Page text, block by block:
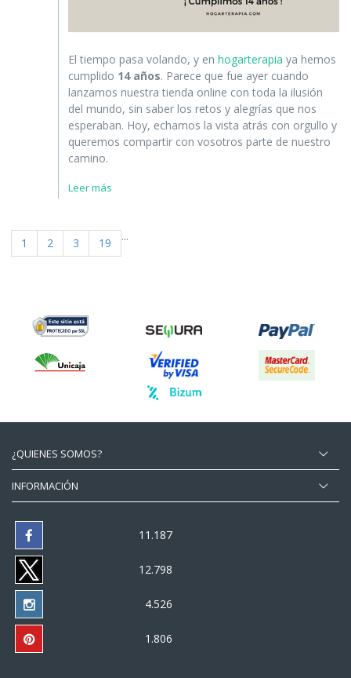
El tiempo pasa volando, y en hogarterapia ya hemos
cumplido 14 años. Parece que fue ayer cuando
lanzamos nuestra tienda online con toda la ilusión
del mundo, sin saber los retos y alegrías que nos
esperaban. Hoy, echamos la vista atrás con orgullo y
queremos compartir con vosotros parte de nuestro
camino.
Leer más
1 2 3 ...
19
¿QUIENES SOMOS?
INFORMACIÓN
11.187
12.798
4.526
1.806